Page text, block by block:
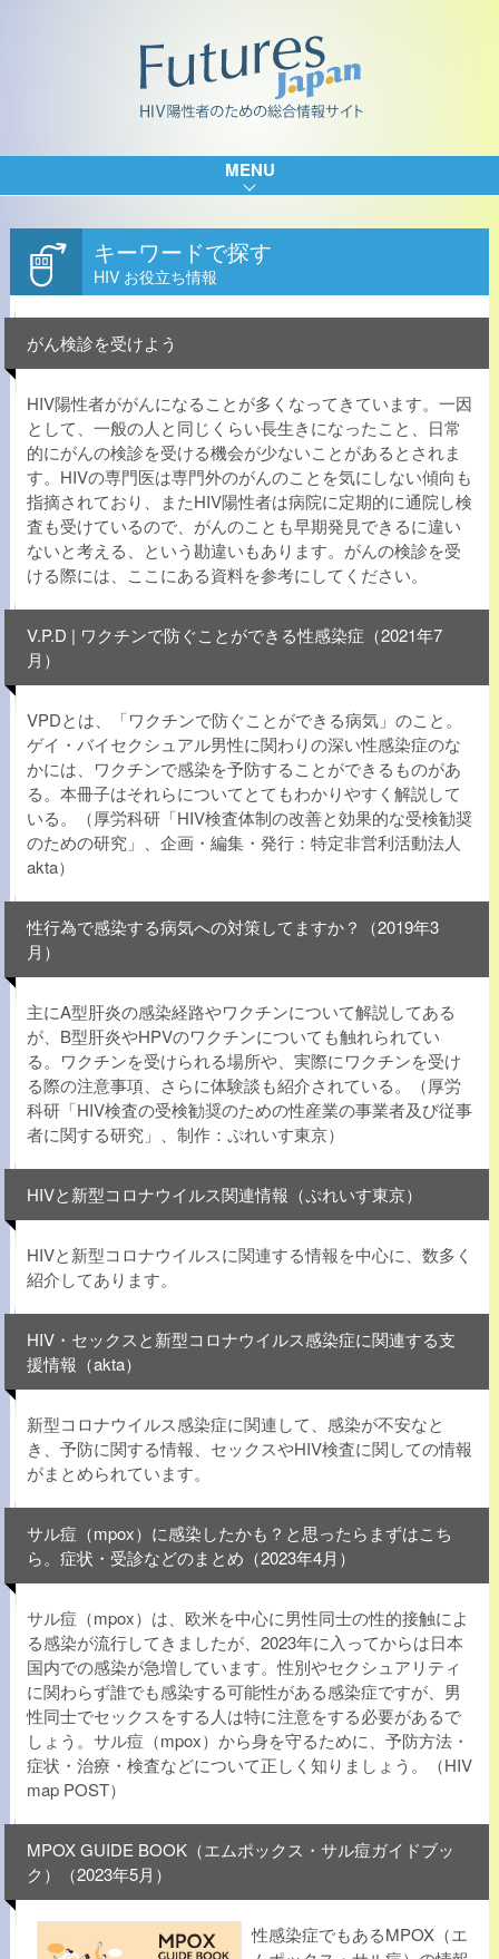
MENU
キーワードで探す
HIV お役立ち情報
がん検診を受けよう
HIV陽性者ががんになることが多くなってきています。一因
として、一般の人と同じくらい長生きになったこと、日常
的にがんの検診を受ける機会が少ないことがあるとされま
す。HIVの専門医は専門外のがんのことを気にしない傾向も
指摘されており、またHIV陽性者は病院に定期的に通院し検
査も受けているので、がんのことも早期発見できるに違い
ないと考える、という勘違いもあります。がんの検診を受
ける際には、ここにある資料を参考にしてください。
V.P.D | ワクチンで防ぐことができる性感染症（2021年7
月）
VPDとは、「ワクチンで防ぐことができる病気」のこと。
ゲイ・バイセクシュアル男性に関わりの深い性感染症のな
かには、 ワクチンで感染を予防することができるものがあ
る。本冊子はそれらについてとてもわかりやすく解説して
いる。（厚労科研「HIV検査体制の改善と効果的な受検勧奨
のための研究」、企画・編集・発行：特定非営利活動法人
akta）
性行為で感染する病気への対策してますか？（2019年3
月）
主にA型肝炎の感染経路やワクチンについて解説してある
が、B型肝炎やHPVのワクチンについても触れられてい
る。ワクチンを受けられる場所や、実際にワクチンを受け
る際の注意事項、さらに体験談も紹介されている。（厚労
科研「HIV検査の受検勧奨のための性産業の事業者及び従事
者に関する研究」、制作：ぷれいす東京）
HIVと新型コロナウイルス関連情報（ぷれいす東京）
HIVと新型コロナウイルスに関連する情報を中心に、数多く
紹介してあります。
HIV・セックスと新型コロナウイルス感染症に関連する支
援情報（akta）
新型コロナウイルス感染症に関連して、感染が不安なと
き、予防に関する情報、セックスやHIV検査に関しての情報
がまとめられています。
サル痘（mpox）に感染したかも？と思ったらまずはこち
ら。症状・受診などのまとめ（2023年4月）
サル痘（mpox）は、欧米を中心に男性同士の性的接触によ
る感染が流行してきましたが、2023年に入ってからは日本
国内での感染が急増しています。性別やセクシュアリティ
に関わらず誰でも感染する可能性がある感染症ですが、男
性同士でセックスをする人は特に注意をする必要があるで
しょう。サル痘（mpox）から身を守るために、予防方法・
症状・治療・検査などについて正しく知りましょう。（HIV
map POST）
MPOX GUIDE BOOK（エムポックス・サル痘ガイドブッ
ク）（2023年5月）
性感染症でもあるMPOX（エ